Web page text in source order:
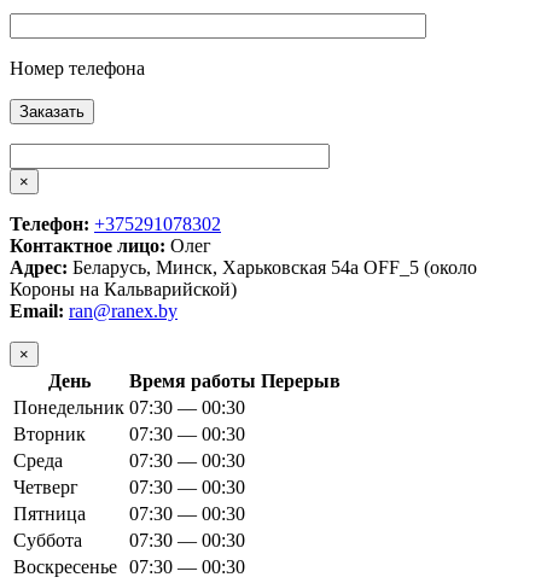
Номер телефона
×
Телефон: +375291078302
Контактное лицо: Олег
Адрес: Беларусь, Минск, Харьковская 54а OFF_5 (около
Короны на Кальварийской)
Email: ran@ranex.by
×
День Время работы Перерыв
Понедельник 07:30 — 00:30
Вторник
07:30 — 00:30
Среда
07:30 — 00:30
Четверг
07:30 — 00:30
Пятница
07:30 — 00:30
Суббота
07:30 — 00:30
Воскресенье 07:30 — 00:30